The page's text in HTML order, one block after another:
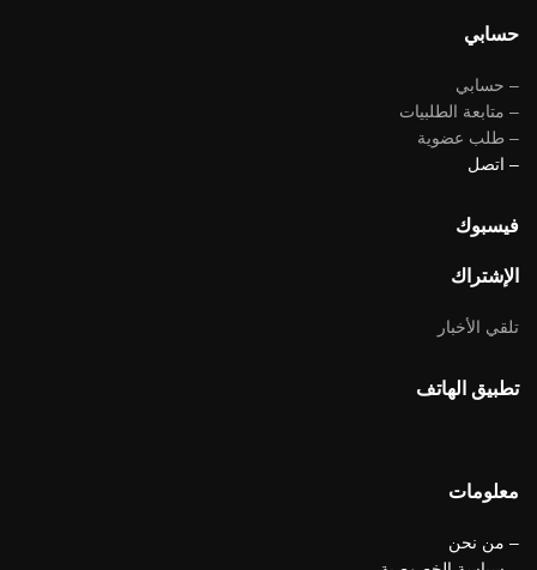
حسابي
– حسابي
– متابعة الطلبيات
– طلب عضوية
– اتصل
فيسبوك
الإشتراك
تلقي الأخبار
تطبيق الهاتف
معلومات
– من نحن